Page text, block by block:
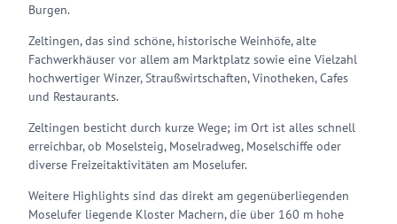
Burgen.
Zeltingen, das sind schöne, historische Weinhöfe, alte
Fachwerkhäuser vor allem am Marktplatz sowie eine Vielzahl
hochwertiger Winzer, Straußwirtschaften, Vinotheken, Cafes
und Restaurants.
Zeltingen besticht durch kurze Wege; im Ort ist alles schnell
erreichbar, ob Moselsteig, Moselradweg, Moselschiffe oder
diverse Freizeitaktivitäten am Moselufer.
Weitere Highlights sind das direkt am gegenüberliegenden
Moselufer liegende Kloster Machern, die über 160 m hohe